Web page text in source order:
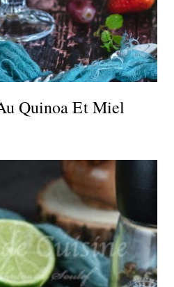
Quinoa Et Miel